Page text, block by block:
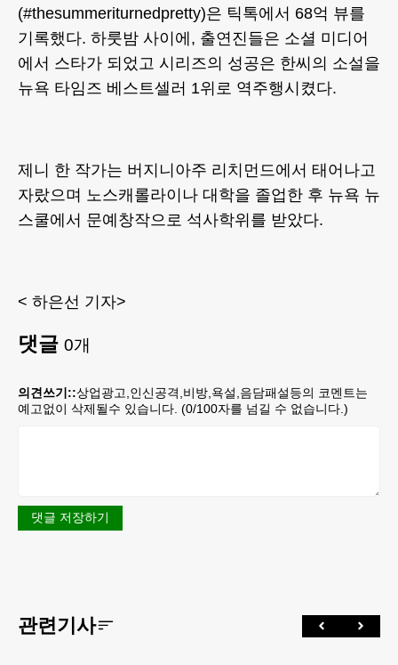
(#thesummeriturnedpretty)은 틱톡에서 68억 뷰를
기록했다. 하룻밤 사이에, 출연진들은 소셜 미디어
에서 스타가 되었고 시리즈의 성공은 한씨의 소설을
뉴욕 타임즈 베스트셀러 1위로 역주행시켰다.
제니 한 작가는 버지니아주 리치먼드에서 태어나고
자랐으며 노스캐롤라이나 대학을 졸업한 후 뉴욕 뉴
스쿨에서 문예창작으로 석사학위를 받았다.
< 하은선 기자>
댓글 0개
의견쓰기::상업광고,인신공격,비방,욕설,음담패설등의 코멘트는
예고없이 삭제될수 있습니다. (0/100자를 넘길 수 없습니다.)
댓글 저장하기
관련기사